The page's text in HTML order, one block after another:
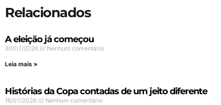
Relacionados
A eleição já começou
30/07/2026 Nenhum comentário
Leia mais »
Histórias da Copa contadas de um jeito diferente
16/07/2026 Nenhum comentário